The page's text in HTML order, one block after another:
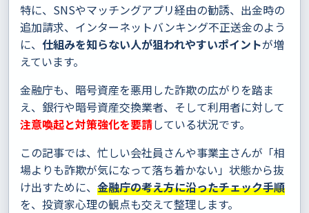
特に、SNSやマッチングアプリ経由の勧誘、出金時の
追加請求、インターネットバンキング不正送金のよう
に、 仕組みを知らない人が狙われやすいポイントが増
えています。
金融庁も、暗号資産を悪用した詐欺の広がりを踏ま
え、銀行や暗号資産交換業者、そして利用者に対して
注意喚起と対策強化を要請している状況です。
この記事では、忙しい会社員さんや事業主さんが「相
場よりも詐欺が気になって落ち着かない」状態から抜
け出すために、 金融庁の考え方に沿ったチェック手順
を、投資家心理の観点も交えて整理します。